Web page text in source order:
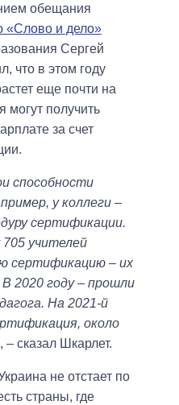
обещания
«Слово и дело»
Сергей
что в этом году
еще почти на
могут получить
за счет
способности
у коллеги –
сертификации.
учителей
сертификацию – их
В 2020 году – прошли
На 2021-й
около
, – сказал Шкарлет.
не отстает по
страны, где